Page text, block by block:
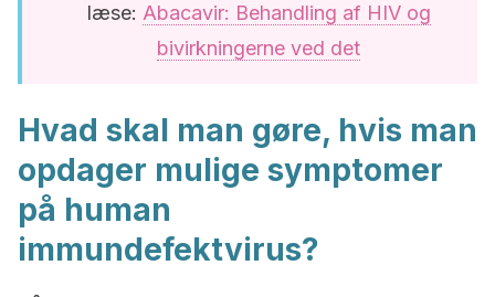
læse: Abacavir: Behandling af HIV og
bivirkningerne ved det
Hvad skal man gøre, hvis man
opdager mulige symptomer
på human
immundefektvirus?